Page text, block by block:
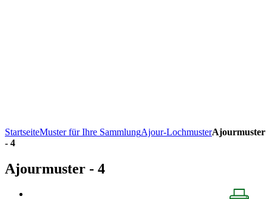
StartseiteMuster für Ihre SammlungAjour-LochmusterAjourmuster
- 4
Ajourmuster - 4